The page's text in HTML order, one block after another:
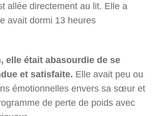
allée directement au lit. Elle a
avait dormi 13 heures
elle était abasourdie de se
et satisfaite. Elle avait peu ou
émotionnelles envers sa sœur et
de perte de poids avec